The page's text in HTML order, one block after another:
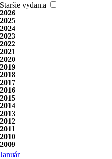
Staršie vydania
2026
2025
2024
2023
2022
2021
2020
2019
2018
2017
2016
2015
2014
2013
2012
2011
2010
2009
Január